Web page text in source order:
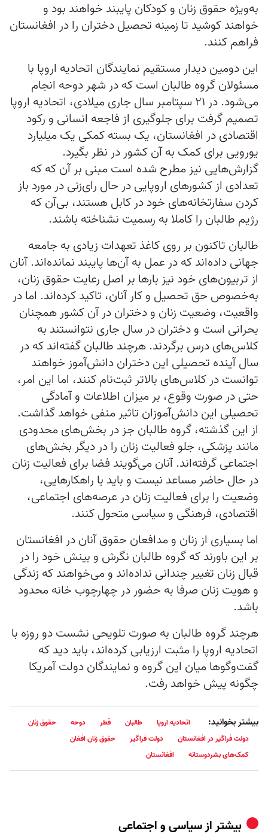
به‌ویژه حقوق زنان و کودکان پایبند خواهند بود و
خواهند کوشید تا زمینه تحصیل دختران را در افغانستان
فراهم کنند.
این دومین دیدار مستقیم نمایندگان اتحادیه اروپا با
مسئولان گروه طالبان است که در شهر دوحه انجام
می‌شود. در ۲۱ سپتامبر سال جاری میلادی، اتحادیه اروپا
تصمیم گرفت برای جلوگیری از فاجعه انسانی و رکود
اقتصادی در افغانستان، یک بسته کمکی یک میلیارد
یورویی برای کمک به آن کشور در نظر بگیرد.
گزارش‌هایی نیز مطرح شده است مبنی بر آن که که
تعدادی از کشورهای اروپایی در حال رای‌زنی در مورد باز
کردن سفارتخانه‌های خود در کابل هستند، بی‌آن که
رژیم طالبان را کاملا به رسمیت نشناخته باشند.
طالبان تاکنون بر روی کاغذ تعهدات زیادی به جامعه
جهانی داده‌اند که در عمل به آن‌ها پایبند نمانده‌اند. آنان
از تربیون‌های خود نیز بارها بر اصل رعایت حقوق زنان،
به‌خصوص حق تحصیل و کار آنان، تاکید کرده‌اند. اما در
واقعیت، وضعیت زنان و دختران در آن کشور همچنان
بحرانی است و دختران در سال جاری نتوانستند به
کلاس‌های درس برگردند. هرچند طالبان گفته‌اند که در
سال آینده تحصیلی این دختران دانش‌آموز خواهند
توانست در کلاس‌های بالاتر ثبت‌نام کنند، اما این امر،
حتی در صورت وقوع، بر میزان اطلاعات و آمادگی
تحصیلی این دانش‌آموزان تاثیر منفی خواهد گذاشت.
از این گذشته، گروه طالبان جز در بخش‌های محدودی
مانند پزشکی، جلو فعالیت زنان را در دیگر بخش‌های
اجتماعی گرفته‌اند. آنان می‌گویند فضا برای فعالیت زنان
در حال حاضر مساعد نیست و باید با راهکارهایی،
وضعیت را برای فعالیت زنان در عرصه‌های اجتماعی،
اقتصادی، فرهنگی و سیاسی متحول کنند.
اما بسیاری از زنان و مدافعان حقوق آنان در افغانستان
بر این باورند که گروه طالبان نگرش و بینش خود را در
قبال زنان تغییر چندانی نداده‌اند و می‌خواهند که زندگی
و هویت زنان صرفا به حضور در چهارچوب خانه محدود
باشد.
هرچند گروه طالبان به صورت تلویحی نشست دو روزه با
اتحادیه اروپا را مثبت ارزیابی کرده‌اند، باید دید که
گفت‌وگوها میان این گروه و نمایندگان دولت آمریکا
چگونه پیش خواهد رفت.
بیشتر بخوانید: اتحادیه اروپا طالبان قطر دوحه
حقوق زنان
دولت فراگیر در افغانستان
دولت فراگیر
حقوق زنان افغان
کمک‌های بشردوستانه
افغانستان
بیشتر ازسیاسی و اجتماعی